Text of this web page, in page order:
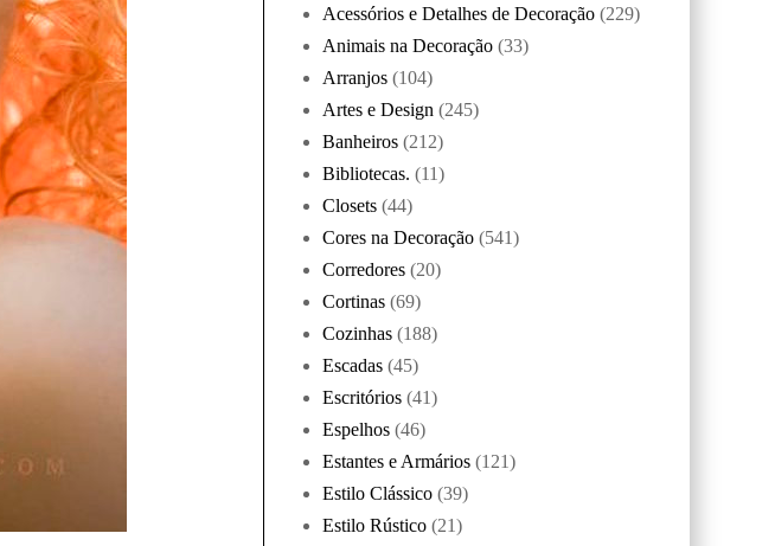
Acessórios e Detalhes de Decoração (229)
Animais na Decoração (33)
Arranjos (104)
Artes e Design (245)
Banheiros (212)
Bibliotecas. (11)
Closets (44)
Cores na Decoração (541)
Corredores (20)
Cortinas (69)
Cozinhas (188)
Escadas (45)
Escritórios (41)
Espelhos (46)
Estantes e Armários (121)
Estilo Clássico (39)
Estilo Rústico (21)